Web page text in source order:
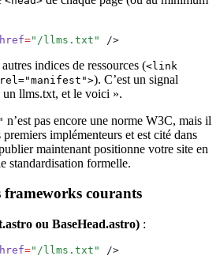
=" /llms.txt " />
indices de ressources (<link
). C’est un signal
un llms.txt, et le voici ».
n’est pas encore une norme W3C, mais il
implémenteurs et est cité dans
maintenant positionne votre site en
standardisation formelle.
frameworks courants
ou BaseHead.astro) :
=" /llms.txt " />